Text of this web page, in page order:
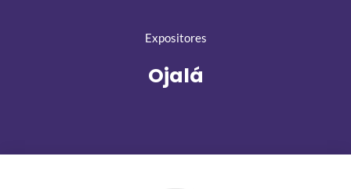
Expositores
Ojalá